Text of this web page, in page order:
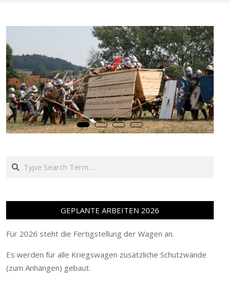
Search
GEPLANTE ARBEITEN 2026
Für 2026 steht die Fertigstellung der Wagen an.
Es werden für alle Kriegswagen zusätzliche Schutzwände
(zum Anhängen) gebaut.